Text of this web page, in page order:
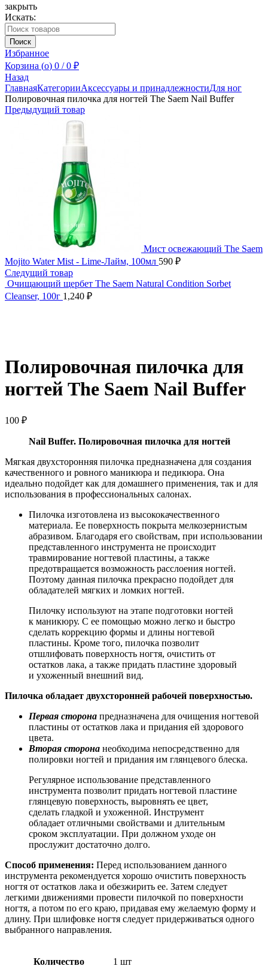
Зарегистрироваться
закрыть
Искать:
Поиск
Избранное
Корзина (o) 0 / 0 ₽
Назад
ГлавнаяКатегорииАксессуары и принадлежностиДля ног
Полировочная пилочка для ногтей The Saem Nail Buffer
Предыдущий товар
Мист освежающий The Saem
Mojito Water Mist - Lime-Лайм, 100мл 590 ₽
Следущий товар
Очищающий щербет The Saem Natural Condition Sorbet
Cleanser, 100г 1,240 ₽
Полировочная пилочка для
ногтей The Saem Nail Buffer
100 ₽
Nail Buffer. Полировочная пилочка для ногтей
Мягкая двухсторонняя пилочка предназначена для создания
качественного и ровного маникюра и педикюра. Она
идеально подойдет как для домашнего применения, так и для
использования в профессиональных салонах.
Пилочка изготовлена из высококачественного
материала. Ее поверхность покрыта мелкозернистым
абразивом. Благодаря его свойствам, при использовании
представленного инструмента не происходит
травмирование ногтевой пластины, а также
предотвращается возможность расслоения ногтей.
Поэтому данная пилочка прекрасно подойдет для
обладателей мягких и ломких ногтей.
Пилочку используют на этапе подготовки ногтей
к маникюру. С ее помощью можно легко и быстро
сделать коррекцию формы и длины ногтевой
пластины. Кроме того, пилочка позволит
отшлифовать поверхность ногтя, очистить от
остатков лака, а также придать пластине здоровый
и ухоженный внешний вид.
Пилочка обладает двухсторонней рабочей поверхностью.
Первая сторона предназначена для очищения ногтевой
пластины от остатков лака и придания ей здорового
цвета.
Вторая сторона необходима непосредственно для
полировки ногтей и придания им глянцевого блеска.
Регулярное использование представленного
инструмента позволит придать ногтевой пластине
глянцевую поверхность, выровнять ее цвет,
сделать гладкой и ухоженной. Инструмент
обладает отличными свойствами и длительным
сроком эксплуатации. При должном уходе он
прослужит достаточно долго.
Способ применения: Перед использованием данного
инструмента рекомендуется хорошо очистить поверхность
ногтя от остатков лака и обезжирить ее. Затем следует
легкими движениями провести пилочкой по поверхности
ногтя, а потом по его краю, придавая ему желаемую форму и
длину. При шлифовке ногтя следует придерживаться одного
выбранного направления.
Количество 1 шт